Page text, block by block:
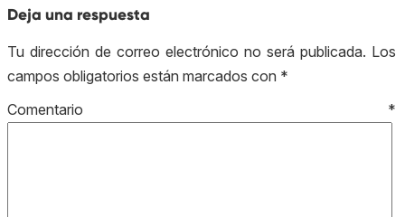
Deja una respuesta
Tu dirección de correo electrónico no será publicada. Los
campos obligatorios están marcados con *
Comentario *